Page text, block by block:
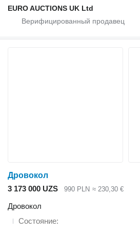
EURO AUCTIONS UK Ltd
Дровокол
3 173 000 UZS
990 PLN ≈ 230,30 €
Дровокол
Состояние